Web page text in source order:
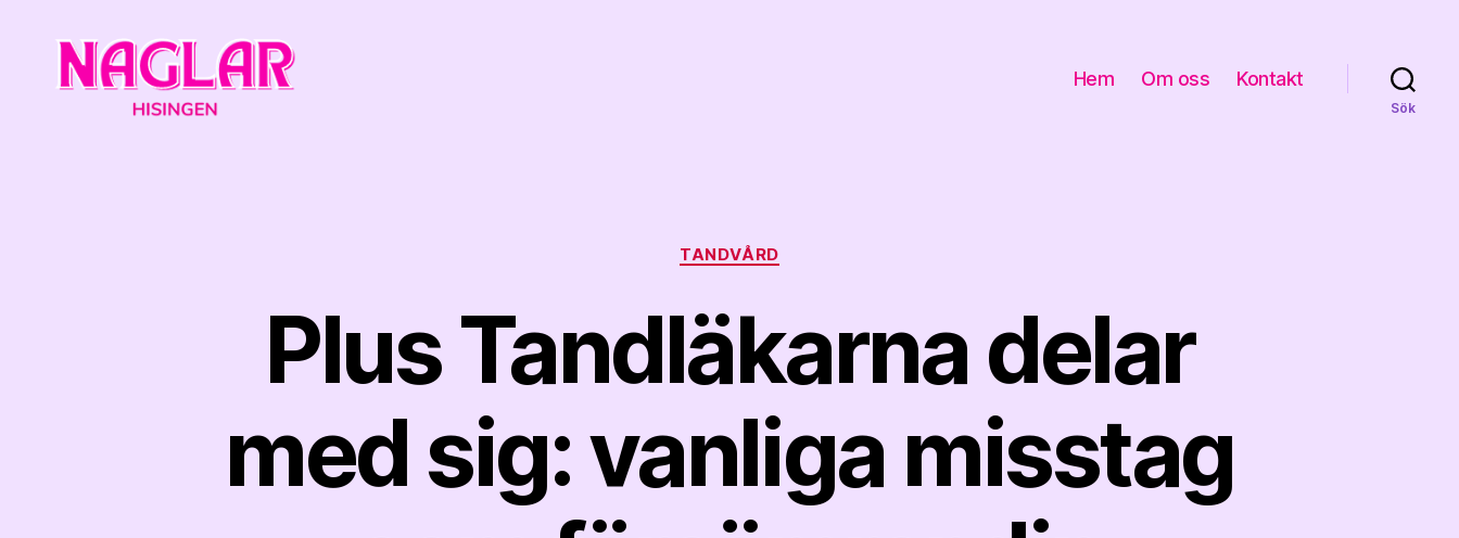
Hem Om oss Kontakt
Sök
Kategorier
TANDVÅRD
Plus Tandläkarna delar
med sig: vanliga misstag